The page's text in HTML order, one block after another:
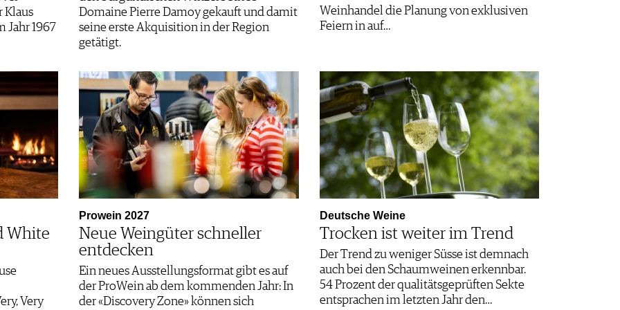
Klaus
Jahr 1967
Domaine Pierre Damoy gekauft und damit
seine erste Akquisition in der Region
getätigt.
Weinhandel die Planung von exklusiven
Feiern in auf…
White
Very
Prowein 2027
Neue Weingüter schneller
entdecken
Ein neues Ausstellungsformat gibt es auf
der ProWein ab dem kommenden Jahr: In
der «Discovery Zone» können sich
Deutsche Weine
Trocken ist weiter im Trend
Der Trend zu weniger Süsse ist demnach
auch bei den Schaumweinen erkennbar.
54 Prozent der qualitätsgeprüften Sekte
entsprachen im letzten Jahr den…